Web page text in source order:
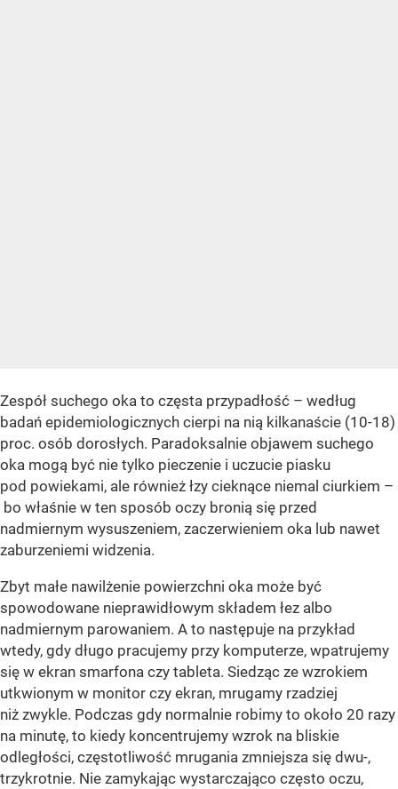
Zespół suchego oka to częsta przypadłość – według
badań epidemiologicznych cierpi na nią kilkanaście (10-18)
proc. osób dorosłych. Paradoksalnie objawem suchego
oka mogą być nie tylko pieczenie i uczucie piasku
pod powiekami, ale również łzy cieknące niemal ciurkiem –
bo właśnie w ten sposób oczy bronią się przed
nadmiernym wysuszeniem, zaczerwieniem oka lub nawet
zaburzeniemi widzenia.
Zbyt małe nawilżenie powierzchni oka może być
spowodowane nieprawidłowym składem łez albo
nadmiernym parowaniem. A to następuje na przykład
wtedy, gdy długo pracujemy przy komputerze, wpatrujemy
się w ekran smarfona czy tableta. Siedząc ze wzrokiem
utkwionym w monitor czy ekran, mrugamy rzadziej
niż zwykle. Podczas gdy normalnie robimy to około 20 razy
na minutę, to kiedy koncentrujemy wzrok na bliskie
odległości, częstotliwość mrugania zmniejsza się dwu-,
trzykrotnie. Nie zamykając wystarczająco często oczu,